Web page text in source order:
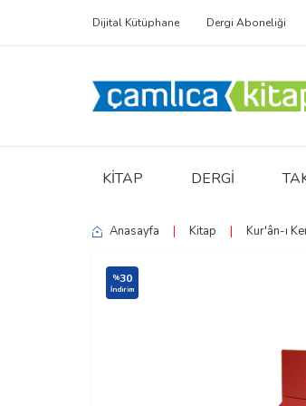
Dijital Kütüphane Dergi Aboneliği
KITAP DERGI
Anasayfa | Kitap | Kur'ân-ı
%30
İndirim